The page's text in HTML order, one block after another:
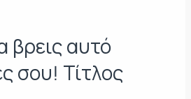
βρεις αυτό
σου! Τίτλος